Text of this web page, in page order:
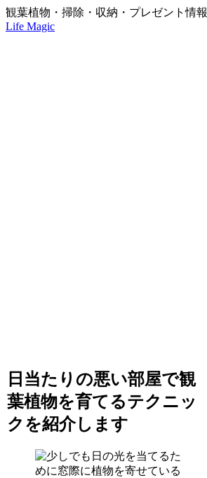
観葉植物・掃除・収納・プレゼント情報
Life Magic
日当たりの悪い部屋で観
葉植物を育てるテクニッ
クを紹介します